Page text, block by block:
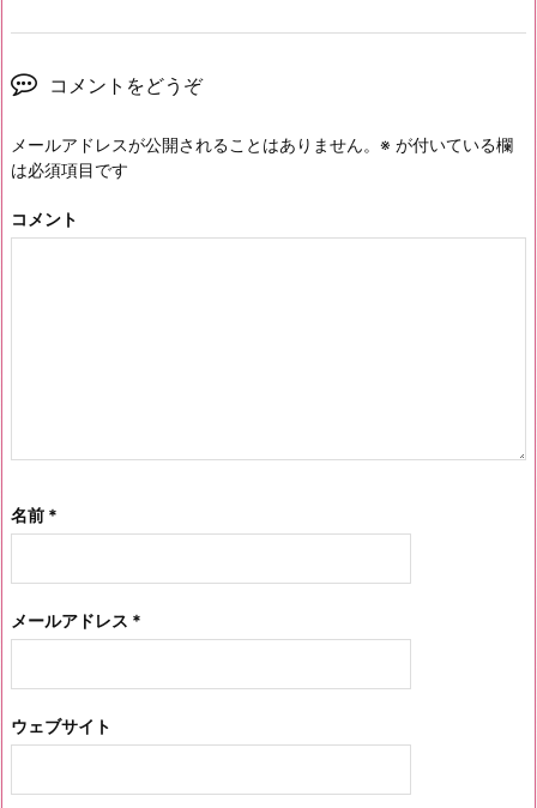
コメントをどうぞ
メールアドレスが公開されることはありません。 ※ が付いている欄
は必須項目です
コメント
名前 *
メールアドレス *
ウェブサイト